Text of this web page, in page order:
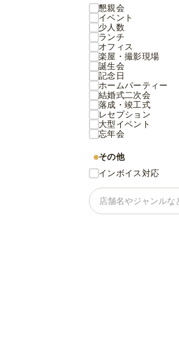
懇親会
イベント
少人数
ランチ
オフィス
楽屋・撮影現場
誕生会
記念日
ホームパーティー
結婚式二次会
落成・竣工式
レセプション
大型イベント
忘年会
その他
インボイス対応